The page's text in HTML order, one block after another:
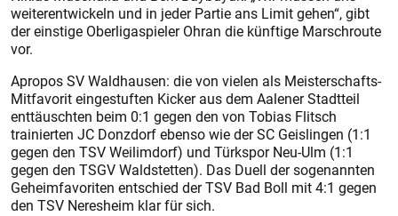
weiterentwickeln und in jeder Partie ans Limit gehen“, gibt
der einstige Oberligaspieler Ohran die künftige Marschroute
vor.
Apropos SV Waldhausen: die von vielen als Meisterschafts-
Mitfavorit eingestuften Kicker aus dem Aalener Stadtteil
enttäuschten beim 0:1 gegen den von Tobias Flitsch
trainierten JC Donzdorf ebenso wie der SC Geislingen (1:1
gegen den TSV Weilimdorf) und Türkspor Neu-Ulm (1:1
gegen den TSGV Waldstetten). Das Duell der sogenannten
Geheimfavoriten entschied der TSV Bad Boll mit 4:1 gegen
den TSV Neresheim klar für sich.